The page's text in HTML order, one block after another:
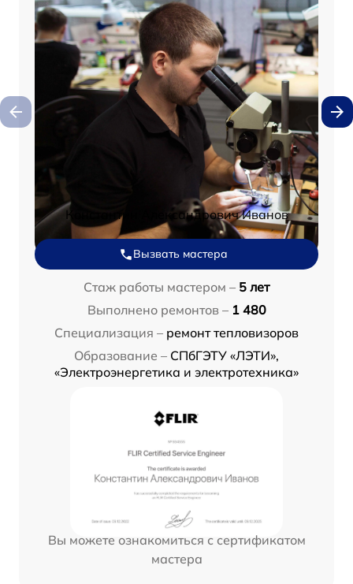
Константин Александрович Иванов
Вызвать мастера
Стаж работы мастером – 5 лет
Выполнено ремонтов – 1 480
Специализация – ремонт тепловизоров
Образование – СПбГЭТУ «ЛЭТИ»,
«Электроэнергетика и электротехника»
Вы можете ознакомиться с сертификатом
мастера